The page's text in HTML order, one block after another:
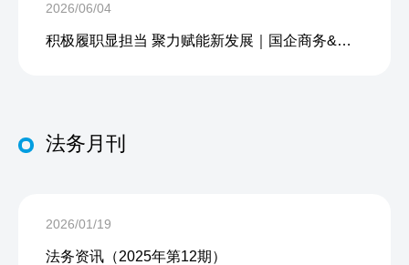
2026/06/04
积极履职显担当 聚力赋能新发展｜国企商务&中企人力出席上海现代服务业联合会第五届会员大会第三次会议暨2026服务业高质量发展大会
法务月刊
2026/01/19
法务资讯（2025年第12期）